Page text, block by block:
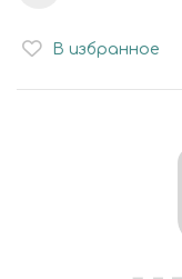
В избранное